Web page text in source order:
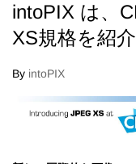
intoPIX は、
XS規格を紹
By intoPIX